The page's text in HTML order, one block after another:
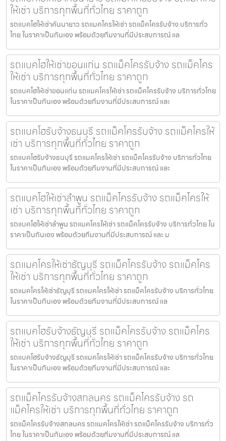
ให้เช่า บริการทุกพื้นที่ทั่วไทย ราคาถูก
รถแบคโฮให้เช่าคันนายาว รถแมคโครให้เช่า รถแม็คโครรับจ้าง บริการทั่ว
ไทย ในราคาเป็นกันเอง พร้อมด้วยทีมงานที่มีประสบการณ์ แล
รถแบคโฮให้เช่าขอนแก่น รถแม็คโครรับจ้าง รถแม็คโคร
ให้เช่า บริการทุกพื้นที่ทั่วไทย ราคาถูก
รถแบคโฮให้เช่าขอนแก่น รถแมคโครให้เช่า รถแม็คโครรับจ้าง บริการทั่วไทย
ในราคาเป็นกันเอง พร้อมด้วยทีมงานที่มีประสบการณ์ และ
รถแบคโฮรับจ้างธนบุรี รถแม็คโครรับจ้าง รถแม็คโครให้
เช่า บริการทุกพื้นที่ทั่วไทย ราคาถูก
รถแบคโฮรับจ้างธนบุรี รถแมคโครให้เช่า รถแม็คโครรับจ้าง บริการทั่วไทย
ในราคาเป็นกันเอง พร้อมด้วยทีมงานที่มีประสบการณ์ และ
รถแบคโฮให้เช่าลำพูน รถแม็คโครรับจ้าง รถแม็คโครให้
เช่า บริการทุกพื้นที่ทั่วไทย ราคาถูก
รถแบคโฮให้เช่าลำพูน รถแมคโครให้เช่า รถแม็คโครรับจ้าง บริการทั่วไทย ใน
ราคาเป็นกันเอง พร้อมด้วยทีมงานที่มีประสบการณ์ และ ม
รถแมคโครให้เช่าธัญบุรี รถแม็คโครรับจ้าง รถแม็คโคร
ให้เช่า บริการทุกพื้นที่ทั่วไทย ราคาถูก
รถแมคโครให้เช่าธัญบุรี รถแมคโครให้เช่า รถแม็คโครรับจ้าง บริการทั่วไทย
ในราคาเป็นกันเอง พร้อมด้วยทีมงานที่มีประสบการณ์ แล
รถแบคโฮรับจ้างธัญบุรี รถแม็คโครรับจ้าง รถแม็คโคร
ให้เช่า บริการทุกพื้นที่ทั่วไทย ราคาถูก
รถแบคโฮรับจ้างธัญบุรี รถแมคโครให้เช่า รถแม็คโครรับจ้าง บริการทั่วไทย
ในราคาเป็นกันเอง พร้อมด้วยทีมงานที่มีประสบการณ์ และ
รถแม็คโครรับจ้างสกลนคร รถแม็คโครรับจ้าง รถ
แม็คโครให้เช่า บริการทุกพื้นที่ทั่วไทย ราคาถูก
รถแม็คโครรับจ้างสกลนคร รถแมคโครให้เช่า รถแม็คโครรับจ้าง บริการทั่ว
ไทย ในราคาเป็นกันเอง พร้อมด้วยทีมงานที่มีประสบการณ์ แล